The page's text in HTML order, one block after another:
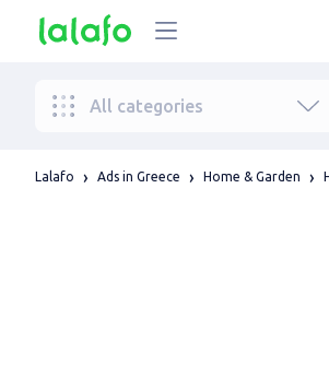
All categories
Lalafo Ads in Greece Home & Garden